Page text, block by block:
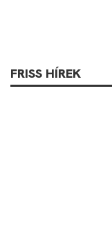
FRISS HÍREK